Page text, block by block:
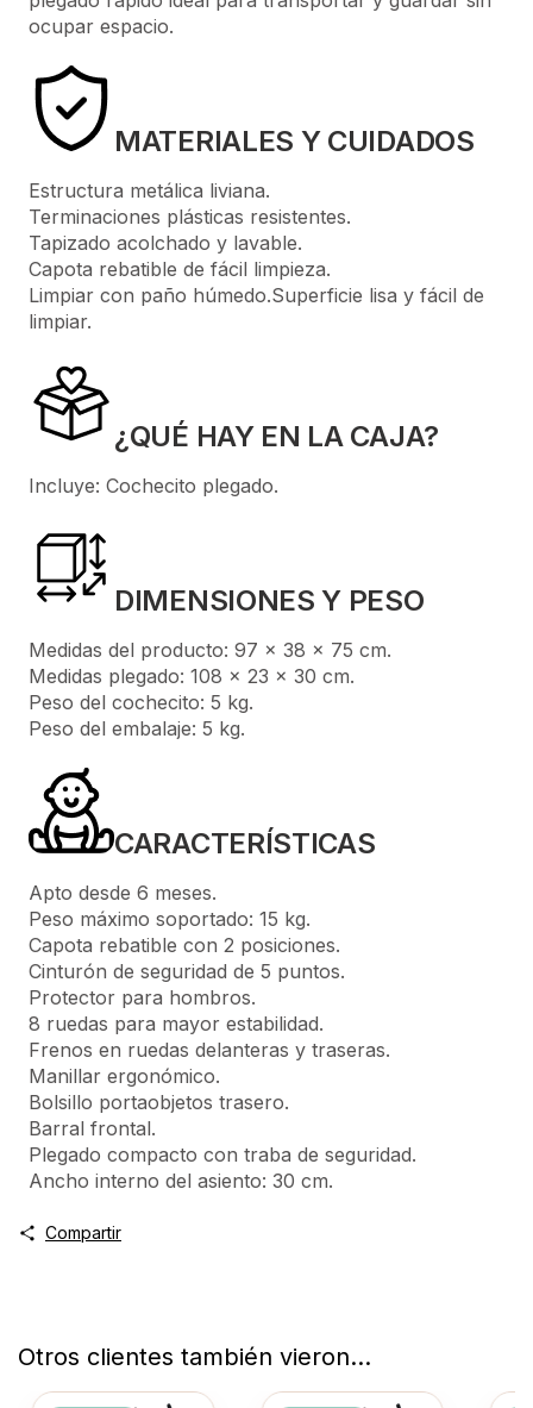
ocupar espacio.
MATERIALES Y CUIDADOS
Estructura metálica liviana.
Terminaciones plásticas resistentes.
Tapizado acolchado y lavable.
Capota rebatible de fácil limpieza.
Limpiar con paño húmedo.Superficie lisa y fácil de
limpiar.
¿QUÉ HAY EN LA CAJA?
Incluye: Cochecito plegado.
DIMENSIONES Y PESO
Medidas del producto: 97 × 38 × 75 cm.
Medidas plegado: 108 × 23 × 30 cm.
Peso del cochecito: 5 kg.
Peso del embalaje: 5 kg.
CARACTERÍSTICAS
Apto desde 6 meses.
Peso máximo soportado: 15 kg.
Capota rebatible con 2 posiciones.
Cinturón de seguridad de 5 puntos.
Protector para hombros.
8 ruedas para mayor estabilidad.
Frenos en ruedas delanteras y traseras.
Manillar ergonómico.
Bolsillo portaobjetos trasero.
Barral frontal.
Plegado compacto con traba de seguridad.
Ancho interno del asiento: 30 cm.
Compartir
Otros clientes también vieron...